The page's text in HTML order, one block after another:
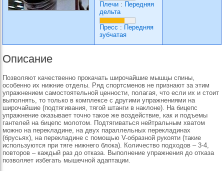
Плечи : Передняя
дельта
Пресс : Передняя
зубчатая
Описание
Позволяют качественно прокачать широчайшие мышцы спины,
особенно их нижние отделы. Ряд спортсменов не признают за этим
упражнением самостоятельной ценности, полагая, что если их и стоит
выполнять, то только в комплексе с другими упражнениями на
широчайшие (подтягивания, тягой штанги в наклоне). На бицепс
упражнение оказывает точно такое же воздействие, как и подъемы
гантелей на бицепс молотом. Подтягиваться нейтральным хватом
можно на перекладине, на двух параллельных перекладинах
(брусьях), на перекладине с помощью V-образной рукояти (такие
используются при тяге нижнего блока). Количество подходов – 3-4,
повторов – каждый раз до отказа. Выполнение упражнения до отказа
позволяет избегать мышечной адаптации.